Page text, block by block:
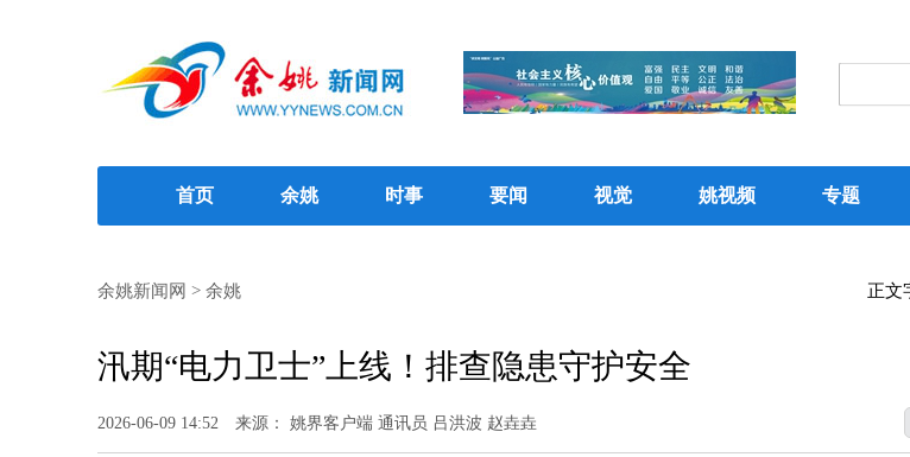
首页 余姚 时事 要闻 视觉 姚视频 专题
正文
余姚新闻网 > 余姚
汛期“电力卫士”上线！排查隐患守护安全
2026-06-09 14:52 来源： 姚界客户端 通讯员 吕洪波 赵垚垚